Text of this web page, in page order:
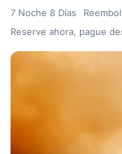
7 Noche 8 Días
Reserve ahora, pague